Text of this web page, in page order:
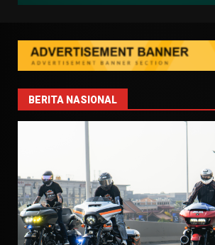
BERITA NASIONAL